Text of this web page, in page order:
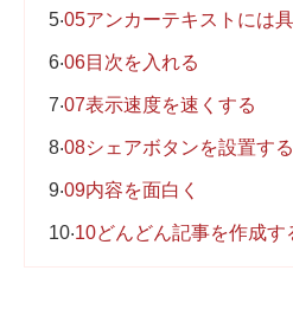
505アンカーテキストには
606目次を入れる
707表示速度を速くする
808シェアボタンを設置する
909内容を面白く
1010どんどん記事を作成す